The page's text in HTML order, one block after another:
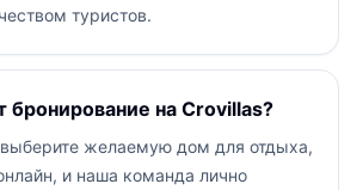
туристов.
бронирование на Crovillas?
желаемую дом для отдыха,
и наша команда лично